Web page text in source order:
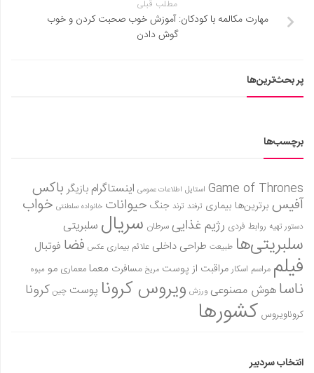
مطلب قبلی
مهارت مکالمه با کودکان: آموزش خوب صحبت کردن و خوب
گوش دادن
پر بحث‌ترین‌ها
برچسب‌ها
Game of Thrones استایل اطلاعات عمومی اینستاگرام بازیگر باکس
آفیس برترین‌ها بیماری ترفند ترند جنگ حیوانات خانواده سلطنتی خواب
دستور تهیه روابط فردی رژیم غذاییسرطان سریال سلبریتی
سلبریتی‌ها طبیعت طراحی داخلی علائم بیماری عکس فضا فوتبال
فیلم مراسم اسکارمراقبت از پوست مریخ مسافرت معمامعماری مو میوه
ناساهوش مصنوعی ورزش ویروس کرونا پوست چین کرونا
کروناویروس کشورها
انتخاب سردبیر